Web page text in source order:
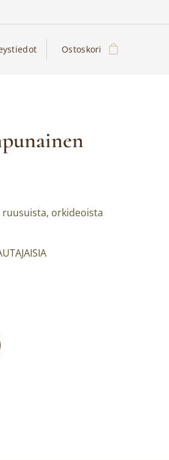
Ostoskori
orkideoista